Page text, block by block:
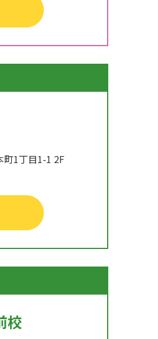
町1丁目1-1 2F
校